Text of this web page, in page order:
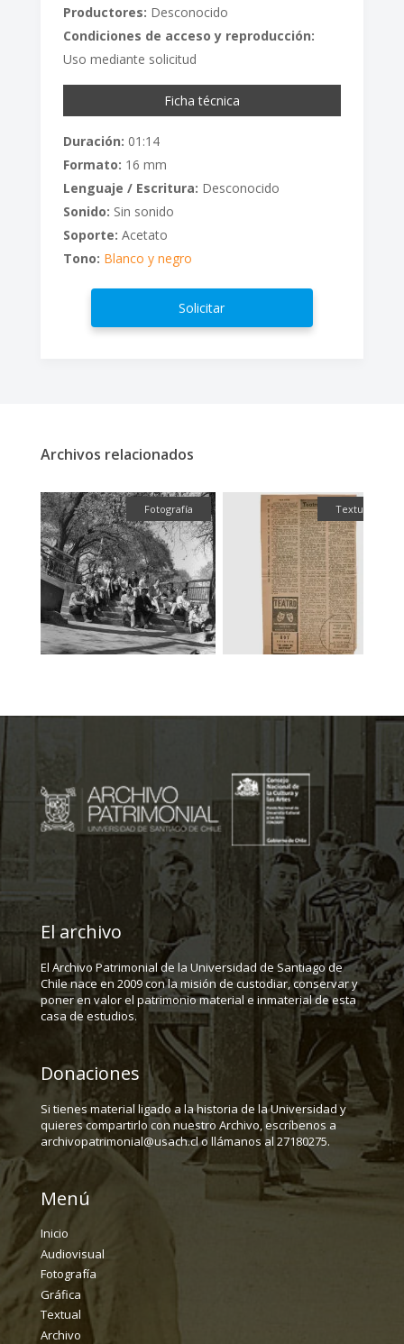
Productores: Desconocido
Condiciones de acceso y reproducción:
Uso mediante solicitud
Ficha técnica
Duración: 01:14
Formato: 16 mm
Lenguaje / Escritura: Desconocido
Sonido: Sin sonido
Soporte: Acetato
Tono: Blanco y negro
Solicitar
Archivos relacionados
Fotografía Textual
El archivo
El Archivo Patrimonial de la Universidad de Santiago de
Chile nace en 2009 con la misión de custodiar, conservar y
poner en valor el patrimonio material e inmaterial de esta
casa de estudios.
Donaciones
Si tienes material ligado a la historia de la Universidad y
quieres compartirlo con nuestro Archivo, escríbenos a
archivopatrimonial@usach.cl o llámanos al 27180275.
Menú
Inicio
Audiovisual
Fotografía
Gráfica
Textual
Archivo